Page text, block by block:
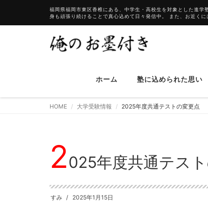
福岡県福岡市東区香椎にある、中学生・高校生を対象とした進
身も頑張り続けることで真心込めて日々発信中。 また、お近く
ホーム 塾に込められた思い
HOME 大学受験情報 2025年度共通テストの変更点
2025年度共通テス
すみ 2025年1月15日